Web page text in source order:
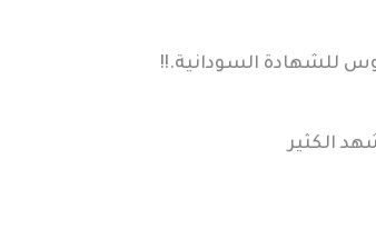
للشهادة السودانية.!!
الكثير